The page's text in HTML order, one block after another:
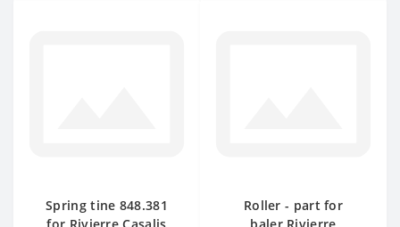
Spring tine 848.381
Roller - part for